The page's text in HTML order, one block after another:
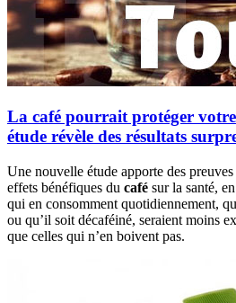
La café pourrait protéger
étude révèle des résultats
Une nouvelle étude apporte des
effets bénéfiques du café sur la santé,
qui en consomment quotidiennement,
ou qu’il soit décaféiné, seraient moins
que celles qui n’en boivent pas.